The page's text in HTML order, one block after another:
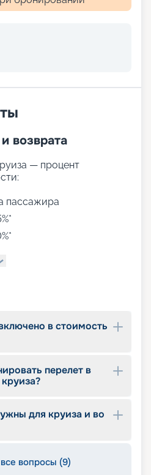
возврата
— процент
пассажира
в стоимость
перелет в
для круиза и во
вопросы (9)